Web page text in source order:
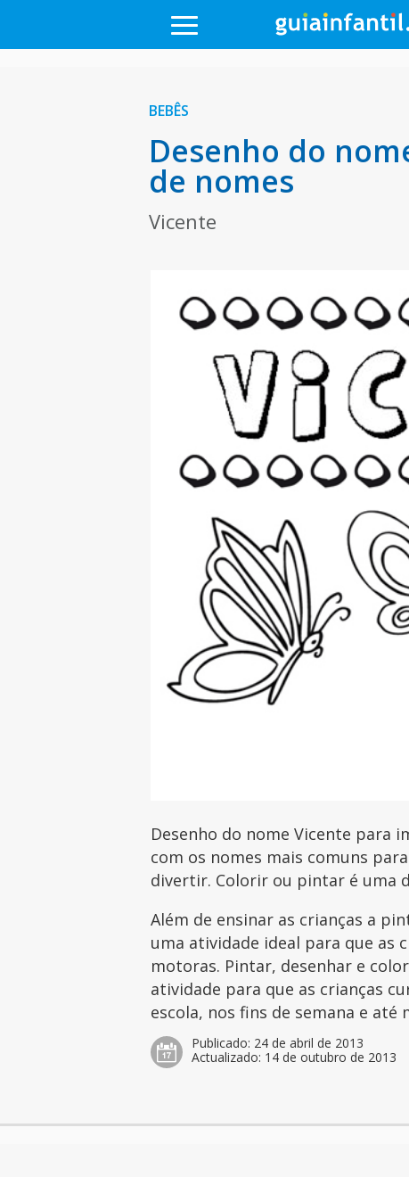
BEBÊS
Desenho do
de nomes
Vicente
Desenho do nome Vicente para
com os nomes mais comuns
divertir. Colorir ou pintar é uma
Além de ensinar as crianças a
uma atividade ideal para que as
motoras. Pintar, desenhar e
atividade para que as crianças
escola, nos fins de semana e até
Publicado: 24 de abril de 2013
Actualizado: 14 de outubro de 2013